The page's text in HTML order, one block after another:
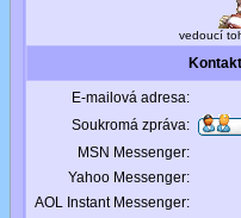
vedoucí
E-mailová adresa:
Soukromá zpráva:
MSN Messenger:
Yahoo Messenger:
AOL Instant Messenger: